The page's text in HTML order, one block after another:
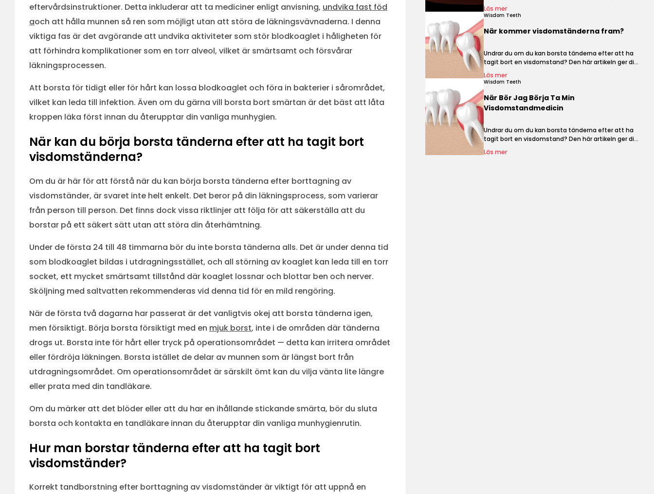
eftervårdsinstruktioner. Detta inkluderar att ta mediciner enligt anvisning, undvika fast föd
aoch att hålla munnen så ren som möjligt utan att störa de läkningsvävnaderna. I denna
viktiga fas är det avgörande att undvika aktiviteter som stör blodkoaglet i håligheten för
att förhindra komplikationer som en torr alveol, vilket är smärtsamt och försvårar
läkningsprocessen.
Att borsta för tidigt eller för hårt kan lossa blodkoaglet och föra in bakterier i sårområdet,
vilket kan leda till infektion. Även om du gärna vill borsta bort smärtan är det bäst att låta
kroppen läka först innan du återupptar din vanliga munhygien.
När kan du börja borsta tänderna efter att ha tagit bort
visdomständerna?
Om du är här för att förstå när du kan börja borsta tänderna efter borttagning av
visdomständer, är svaret inte helt enkelt. Det beror på din läkningsprocess, som varierar
från person till person. Det finns dock vissa riktlinjer att följa för att säkerställa att du
borstar på ett säkert sätt utan att störa din återhämtning.
Under de första 24 till 48 timmarna bör du inte borsta tänderna alls. Det är under denna tid
som blodkoaglet bildas i utdragningsstället, och all störning av koaglet kan leda till en torr
socket, ett mycket smärtsamt tillstånd där koaglet lossnar och blottar ben och nerver.
Sköljning med saltvatten rekommenderas vid denna tid för en mild rengöring.
När de första två dagarna har passerat är det vanligtvis okej att borsta tänderna igen,
men försiktigt. Börja borsta försiktigt med en mjuk borst, inte i de områden där tänderna
drogs ut. Borsta inte för hårt eller tryck på operationsområdet — detta kan irritera området
eller fördröja läkningen. Borsta istället de delar av munnen som är längst bort från
utdragningsområdet. Om operationsområdet är särskilt ömt kan du vilja vänta lite längre
eller prata med din tandläkare.
Om du märker att det blöder eller att du har en ihållande stickande smärta, bör du sluta
borsta och kontakta en tandläkare innan du återupptar din vanliga munhygienrutin.
Hur man borstar tänderna efter att ha tagit bort
visdomständer?
Korrekt tandborstning efter borttagning av visdomständer är viktigt för att uppnå en
Läs mer
Wisdom Teeth
När kommer visdomständerna fram?
Undrar du om du kan borsta tänderna efter att ha
tagit bort en visdomstand? Den här artikeln ger dig
Läs mer
Wisdom Teeth
När Bör Jag Börja Ta Min
Visdomstandmedicin
Undrar du om du kan borsta tänderna efter att ha
tagit bort en visdomstand? Den här artikeln ger dig
Läs mer